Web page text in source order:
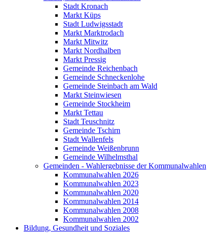
Stadt Kronach
Markt Küps
Stadt Ludwigsstadt
Markt Marktrodach
Markt Mitwitz
Markt Nordhalben
Markt Pressig
Gemeinde Reichenbach
Gemeinde Schneckenlohe
Gemeinde Steinbach am Wald
Markt Steinwiesen
Gemeinde Stockheim
Markt Tettau
Stadt Teuschnitz
Gemeinde Tschirn
Stadt Wallenfels
Gemeinde Weißenbrunn
Gemeinde Wilhelmsthal
Gemeinden - Wahlergebnisse der Kommunalwahlen
Kommunalwahlen 2026
Kommunalwahlen 2023
Kommunalwahlen 2020
Kommunalwahlen 2014
Kommunalwahlen 2008
Kommunalwahlen 2002
Bildung, Gesundheit und Soziales